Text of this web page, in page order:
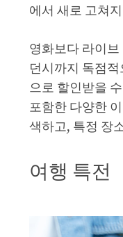
에서 새로 고쳐
영화보다 라이
던시까지 독점
으로 할인받을
포함한 다양한
색하고, 특정 장
여행 특전